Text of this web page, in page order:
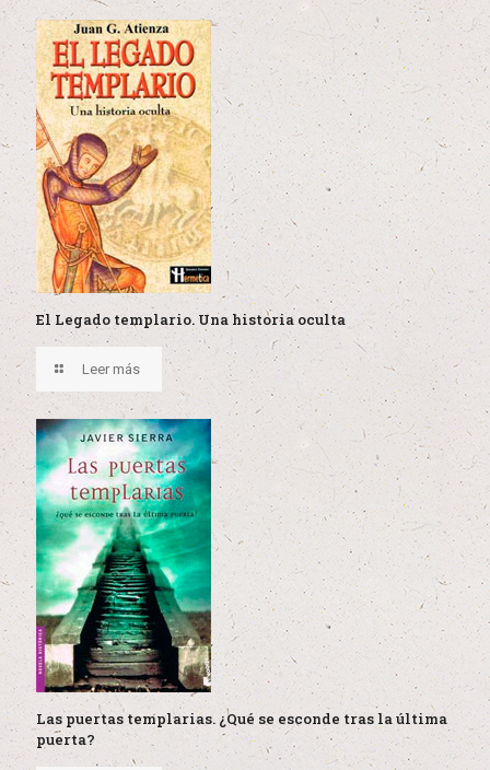
El Legado templario. Una historia oculta
Leer más
Las puertas templarias. ¿Qué se esconde tras la última
puerta?